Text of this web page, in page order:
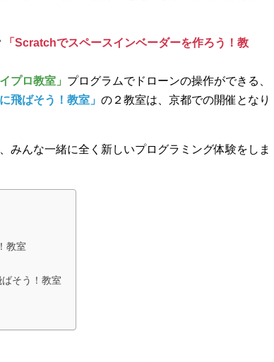
「Scratchでスペースインベーダーを作ろう！教
イプロ教室」 プログラムでドローンの操作ができる、
飛ばそう！教室」 の２教室は、京都での開催となり
、みんな一緒に全く新しいプログラミング体験をしま
教室
そう！教室